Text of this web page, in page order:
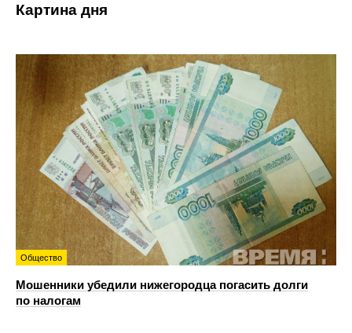
Картина дня
Общество
Мошенники убедили нижегородца погасить долги
по налогам